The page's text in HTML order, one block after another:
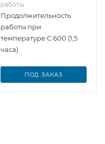
работы :
Продолжительность
работы при
температуре С 600 (1,5
часа)
ПОД ЗАКАЗ